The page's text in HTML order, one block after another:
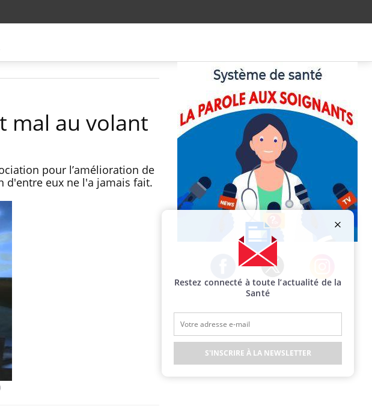
mal au volant
pour l’amélioration de
d'entre eux ne l'a jamais fait.
Facebook Twitter Instagram
Restez connecté à toute l’actualité de la
Santé
S'INSCRIRE À LA NEWSLETTER